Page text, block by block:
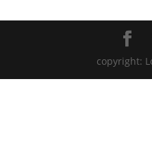
copyright: